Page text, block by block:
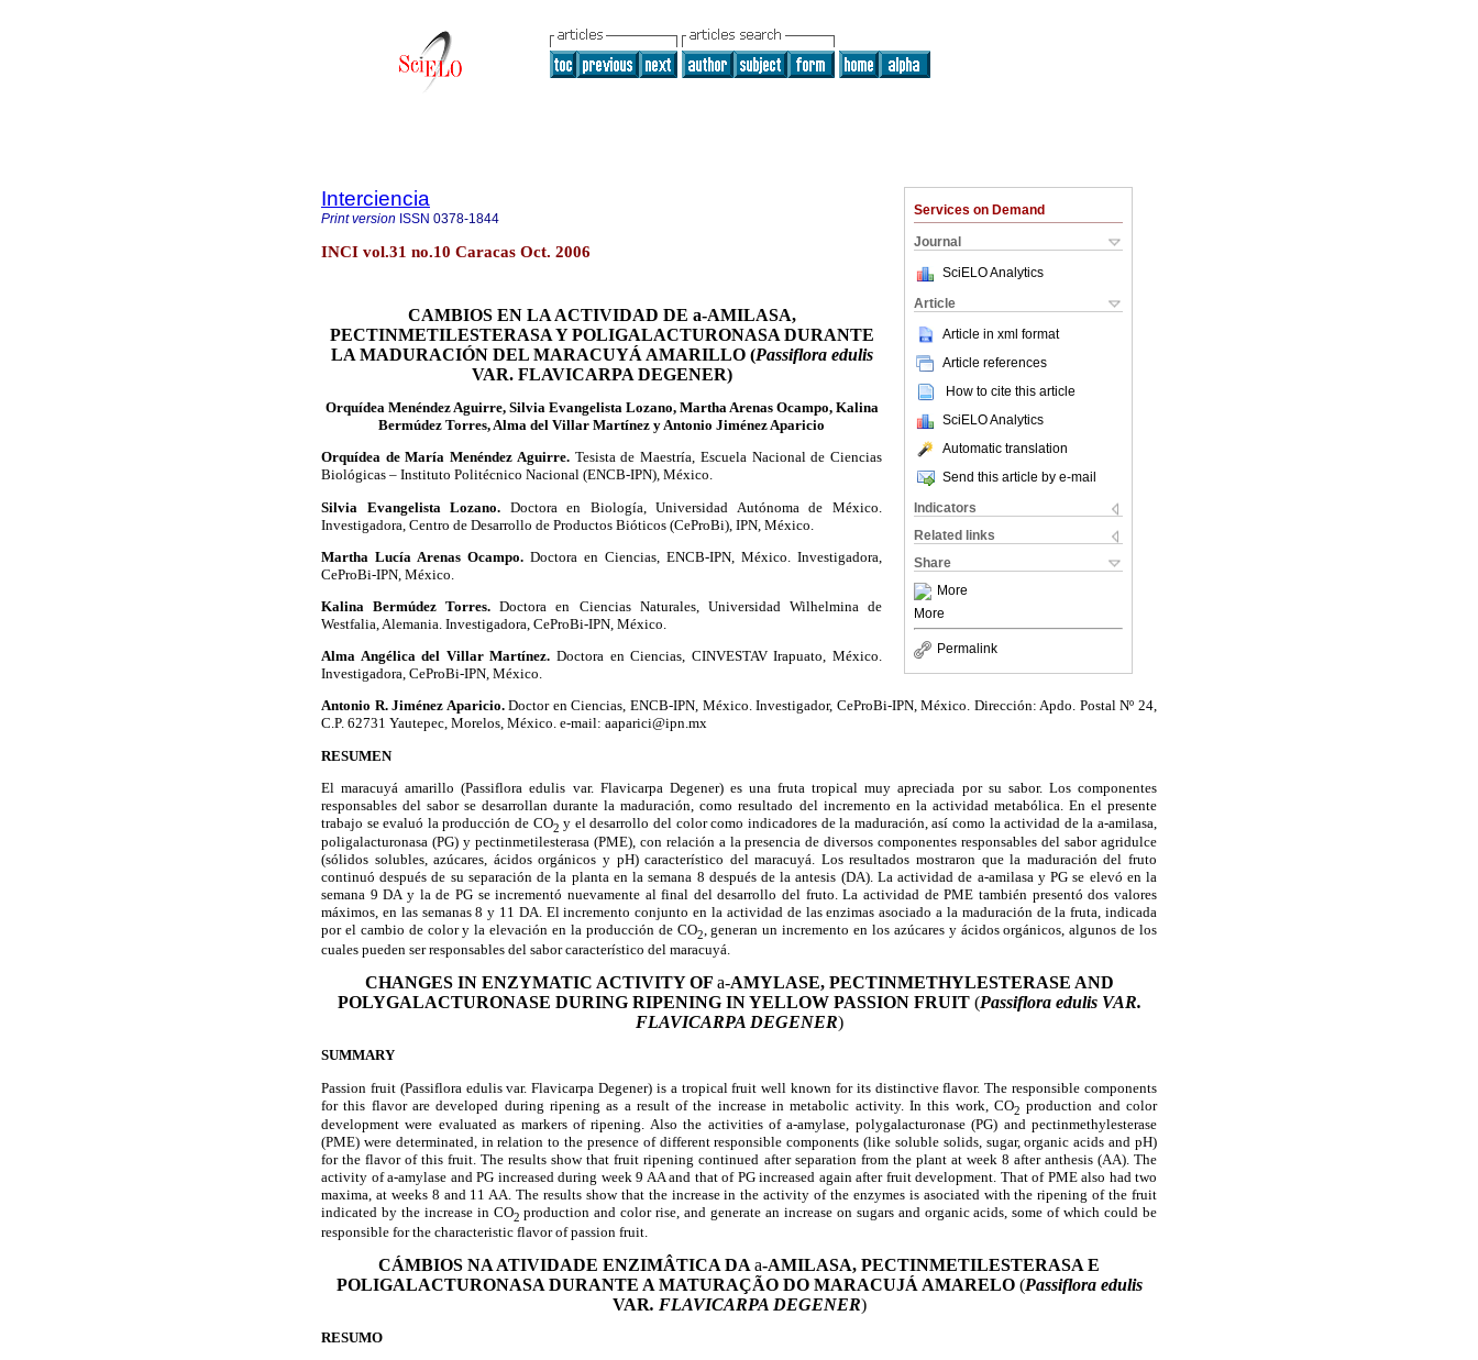
Services on Demand
Journal
SciELO Analytics
Article
Article in xml format
Article references
How to cite this article
SciELO Analytics
Automatic translation
Send this article by e-mail
Indicators
Related links
Share
More
More
Permalink
Interciencia
Print version ISSN 0378-1844
INCI vol.31 no.10 Caracas Oct. 2006
CAMBIOS EN LA ACTIVIDAD DE a-AMILASA,
PECTINMETILESTERASA Y POLIGALACTURONASA DURANTE
LA MADURACIÓN DEL MARACUYÁ AMARILLO (Passiflora edulis
VAR. FLAVICARPA DEGENER)
Orquídea Menéndez Aguirre, Silvia Evangelista Lozano, Martha Arenas Ocampo, Kalina
Bermúdez Torres, Alma del Villar Martínez y Antonio Jiménez Aparicio
Orquídea de María Menéndez Aguirre. Tesista de Maestría, Escuela Nacional de Ciencias
Biológicas – Instituto Politécnico Nacional (ENCB-IPN), México.
Silvia Evangelista Lozano. Doctora en Biología, Universidad Autónoma de México.
Investigadora, Centro de Desarrollo de Productos Bióticos (CeProBi), IPN, México.
Martha Lucía Arenas Ocampo. Doctora en Ciencias, ENCB-IPN, México. Investigadora,
CeProBi-IPN, México.
Kalina Bermúdez Torres. Doctora en Ciencias Naturales, Universidad Wilhelmina de
Westfalia, Alemania. Investigadora, CeProBi-IPN, México.
Alma Angélica del Villar Martínez. Doctora en Ciencias, CINVESTAV Irapuato, México.
Investigadora, CeProBi-IPN, México.
Antonio R. Jiménez Aparicio.Doctor en Ciencias, ENCB-IPN, México. Investigador, CeProBi-IPN, México. Dirección: Apdo. Postal Nº 24,
C.P. 62731 Yautepec, Morelos, México. e-mail: aaparici@ipn.mx
RESUMEN
El maracuyá amarillo (Passiflora edulis var. Flavicarpa Degener) es una fruta tropical muy apreciada por su sabor. Los componentes
responsables del sabor se desarrollan durante la maduración, como resultado del incremento en la actividad metabólica. En el presente
trabajo se evaluó la producción de CO2 y el desarrollo del color como indicadores de la maduración, así como la actividad de laa-amilasa,
poligalacturonasa (PG) y pectinmetilesterasa (PME), con relación a la presencia de diversos componentes responsables del sabor agridulce
(sólidos solubles, azúcares, ácidos orgánicos y pH) característico del maracuyá. Los resultados mostraron que la maduración del fruto
continuó después de su separación de la planta en la semana 8 después de la antesis (DA). La actividad de a-amilasa y PG se elevó en la
semana 9 DA y la de PG se incrementó nuevamente al final del desarrollo del fruto. La actividad de PME también presentó dos valores
máximos, en las semanas 8 y 11 DA. El incremento conjunto en la actividad de las enzimas asociado a la maduración de la fruta, indicada
por el cambio de color y la elevación en la producción de CO2, generan un incremento en los azúcares y ácidos orgánicos, algunos de los
cuales pueden ser responsables del sabor característico del maracuyá.
CHANGES IN ENZYMATIC ACTIVITY OF a-AMYLASE, PECTINMETHYLESTERASE AND
POLYGALACTURONASE DURING RIPENING IN YELLOW PASSION FRUIT (Passiflora edulis VAR.
FLAVICARPA DEGENER)
SUMMARY
Passion fruit (Passiflora edulis var. Flavicarpa Degener) is a tropical fruit well known for its distinctive flavor. The responsible components
for this flavor are developed during ripening as a result of the increase in metabolic activity. In this work, CO2 production and color
development were evaluated as markers of ripening. Also the activities ofa-amylase, polygalacturonase (PG) and pectinmethylesterase
(PME) were determinated, in relation to the presence of different responsible components (like soluble solids, sugar, organic acids and pH)
for the flavor of this fruit. The results show that fruit ripening continued after separation from the plant at week 8 after anthesis (AA). The
activity ofa-amylase and PG increased during week 9 AA and that of PG increased again after fruit development. That of PME also had two
maxima, at weeks 8 and 11 AA. The results show that the increase in the activity of the enzymes is asociated with the ripening of the fruit
indicated by the increase in CO2 production and color rise, and generate an increase on sugars and organic acids, some of which could be
responsible for the characteristic flavor of passion fruit.
CÁMBIOS NA ATIVIDADE ENZIMÂTICA DA a-AMILASA, PECTINMETILESTERASA E
POLIGALACTURONASA DURANTE A MATURAÇÃO DO MARACUJÁ AMARELO (Passiflora edulis
VAR. FLAVICARPA DEGENER)
RESUMO